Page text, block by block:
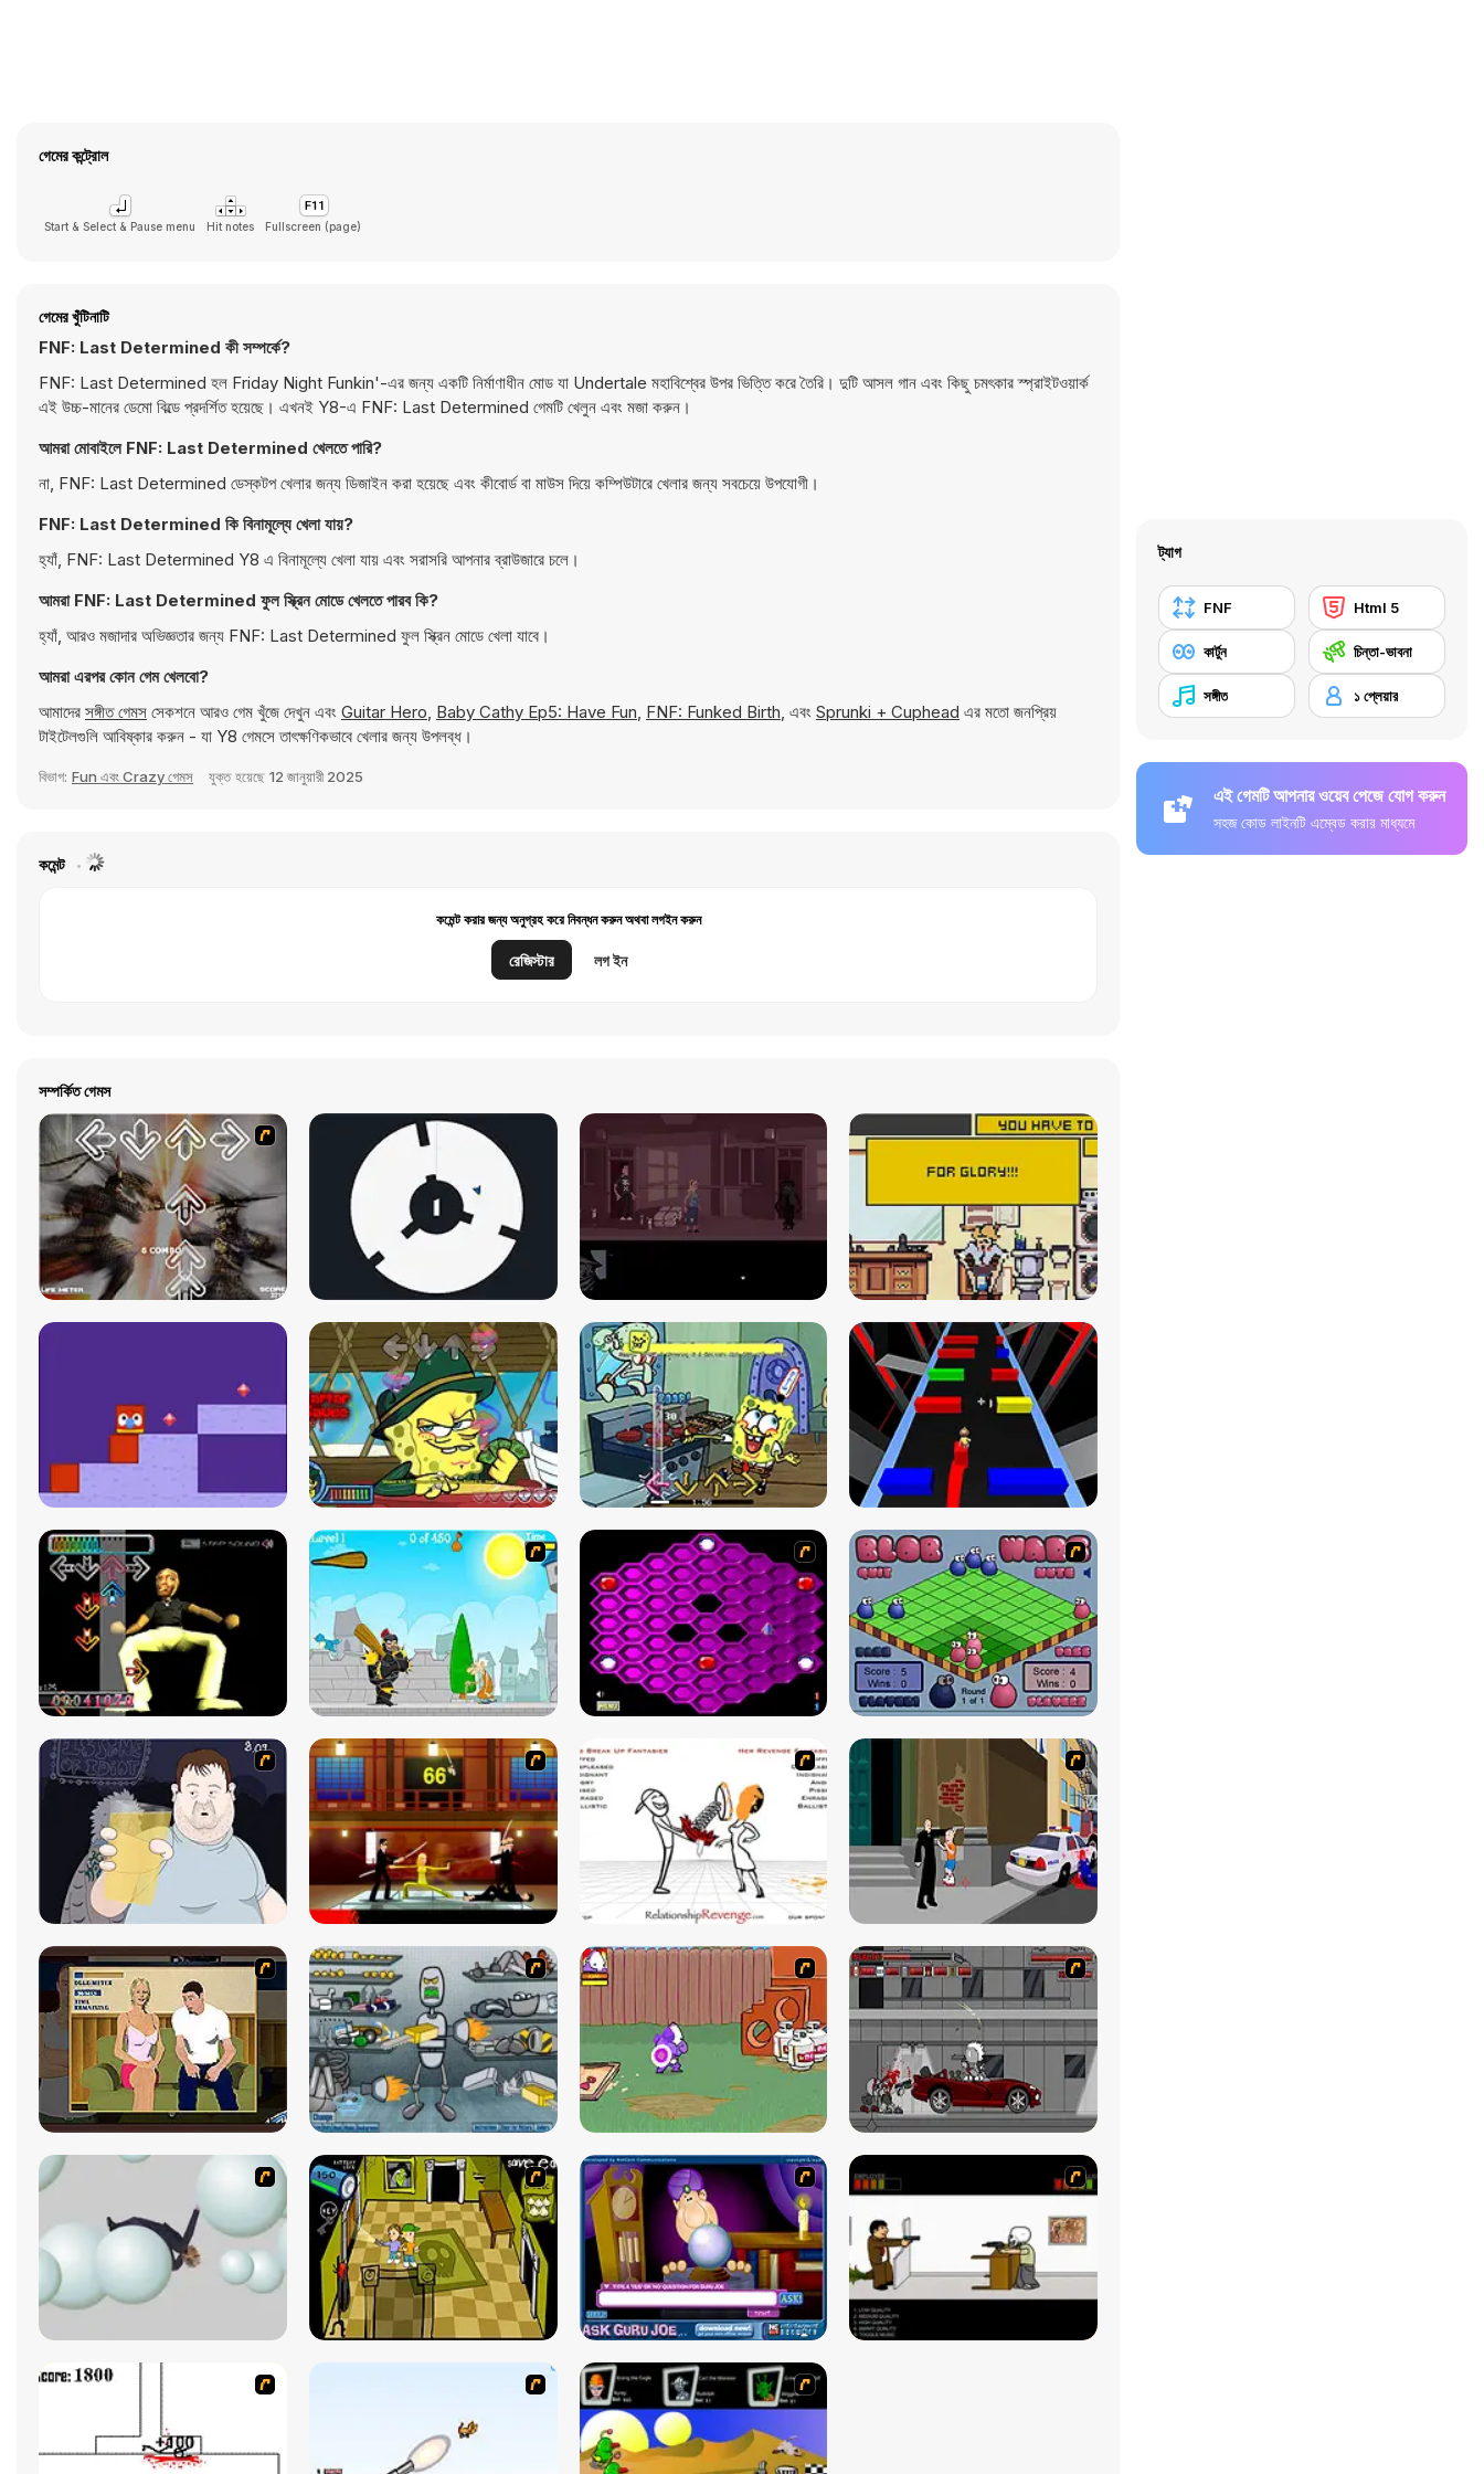
গেমের কন্ট্রোল
Start & Select & Pause menu Hit notes Fullscreen (page)
গেমের খুঁটিনাটি
FNF: Last Determined কী সম্পর্কে?
FNF: Last Determined হল Friday Night Funkin'-এর জন্য একটি নির্মাণাধীন মোড যা Undertale মহাবিশ্বের উপর ভিত্তি করে তৈরি। দুটি আসল গান এবং কিছু চমৎকার স্প্রাইটওয়ার্ক
এই উচ্চ-মানের ডেমো বিল্ডে প্রদর্শিত হয়েছে। এখনই Y8-এ FNF: Last Determined গেমটি খেলুন এবং মজা করুন।
আমরা মোবাইলে FNF: Last Determined খেলতে পারি?
না, FNF: Last Determined ডেস্কটপ খেলার জন্য ডিজাইন করা হয়েছে এবং কীবোর্ড বা মাউস দিয়ে কম্পিউটারে খেলার জন্য সবচেয়ে উপযোগী।
FNF: Last Determined কি বিনামূল্যে খেলা যায়?
হ্যাঁ, FNF: Last Determined Y8 এ বিনামূল্যে খেলা যায় এবং সরাসরি আপনার ব্রাউজারে চলে।
আমরা FNF: Last Determined ফুল স্ক্রিন মোডে খেলতে পারব কি?
হ্যাঁ, আরও মজাদার অভিজ্ঞতার জন্য FNF: Last Determined ফুল স্ক্রিন মোডে খেলা যাবে।
আমরা এরপর কোন গেম খেলবো?
আমাদের সঙ্গীত গেমস সেকশনে আরও গেম খুঁজে দেখুন এবং Guitar Hero, Baby Cathy Ep5: Have Fun, FNF: Funked Birth, এবং Sprunki + Cuphead এর মতো জনপ্রিয়
টাইটেলগুলি আবিষ্কার করুন - যা Y8 গেমসে তাৎক্ষণিকভাবে খেলার জন্য উপলব্ধ।
বিভাগ: Fun এবং Crazy গেমস যুক্ত হয়েছে 12 জানুয়ারী 2025
কমেন্ট
কমেন্ট করার জন্য অনুগ্রহ করে নিবন্ধন করুন অথবা লগইন করুন
রেজিস্টার লগ ইন
সম্পর্কিত গেমস
ট্যাগ
FNF Html 5
কার্টুন চিন্তা-ভাবনা
সঙ্গীত ১ প্লেয়ার
এই গেমটি আপনার ওয়েব পেজে যোগ করুন
সহজ কোড লাইনটি এম্বেড করার মাধ্যমে